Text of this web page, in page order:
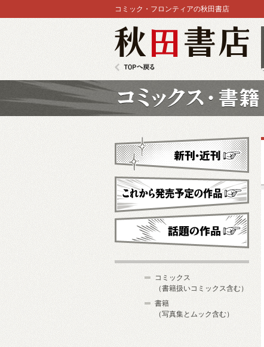
コミック・フロンティアの秋田書店
新刊・近刊
これから発売予定
コミックス
（書籍扱いコミックス含む）
書籍
（写真集とムック含む）